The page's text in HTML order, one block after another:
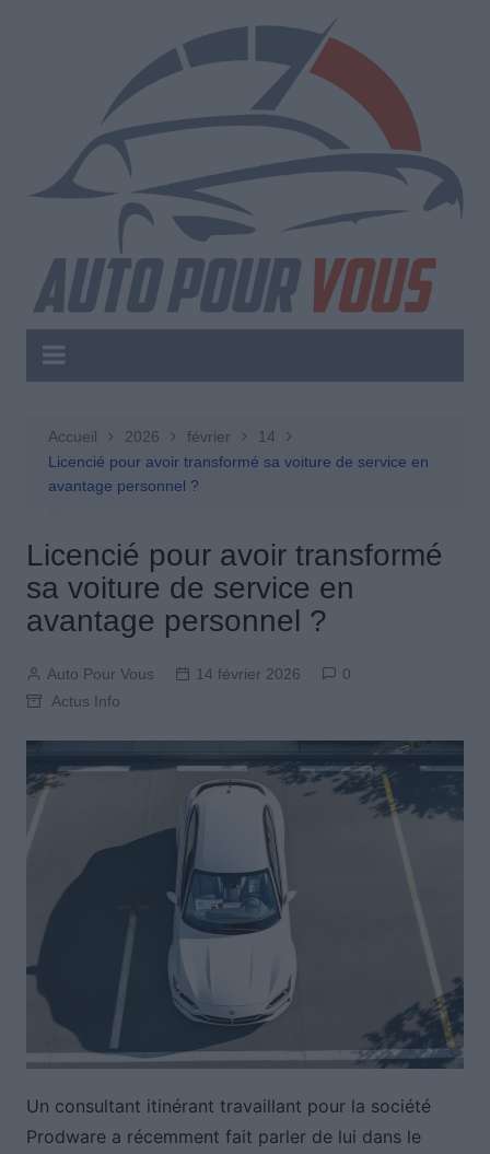
Accueil 2026 février
14
Licencié pour avoir transformé sa voiture de service en
avantage personnel ?
Licencié pour avoir transformé
sa voiture de service en
avantage personnel ?
Auto Pour Vous 14 février 2026
0
Actus Info
Un consultant itinérant travaillant pour la société
Prodware a récemment fait parler de lui dans le